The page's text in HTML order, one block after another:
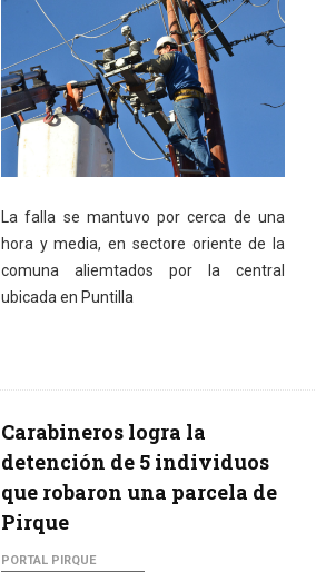
La falla se mantuvo por cerca de una
hora y media, en sectore oriente de la
comuna aliemtados por la central
ubicada en Puntilla
Carabineros logra la
detención de 5 individuos
que robaron una parcela de
Pirque
PORTAL PIRQUE